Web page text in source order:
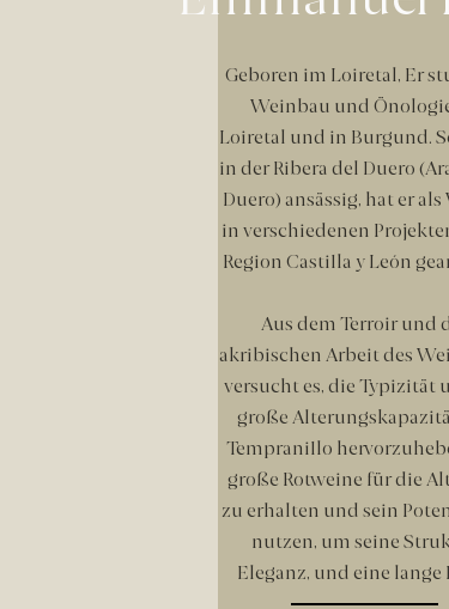
Geboren im Loiretal, Er
Weinbau und
Loiretal und in Burgund.
in der Ribera del Duero
Duero) ansässig, hat er
in verschiedenen
Region Castilla y León
Aus dem Terroir und
akribischen Arbeit des
versucht es, die Typizität
große
Tempranillo
große Rotweine für die
zu erhalten und sein
nutzen, um seine
Eleganz, und eine lange